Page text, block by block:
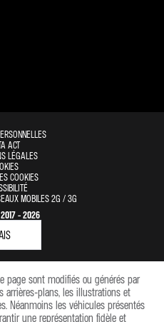
ACT
LÉGALES
COOKIES
MOBILES 2G / 3G
- 2026
page sont modifiés ou générés par
arrières-plans, les illustrations et
Néanmoins les véhicules présentés
une représentation fidèle et